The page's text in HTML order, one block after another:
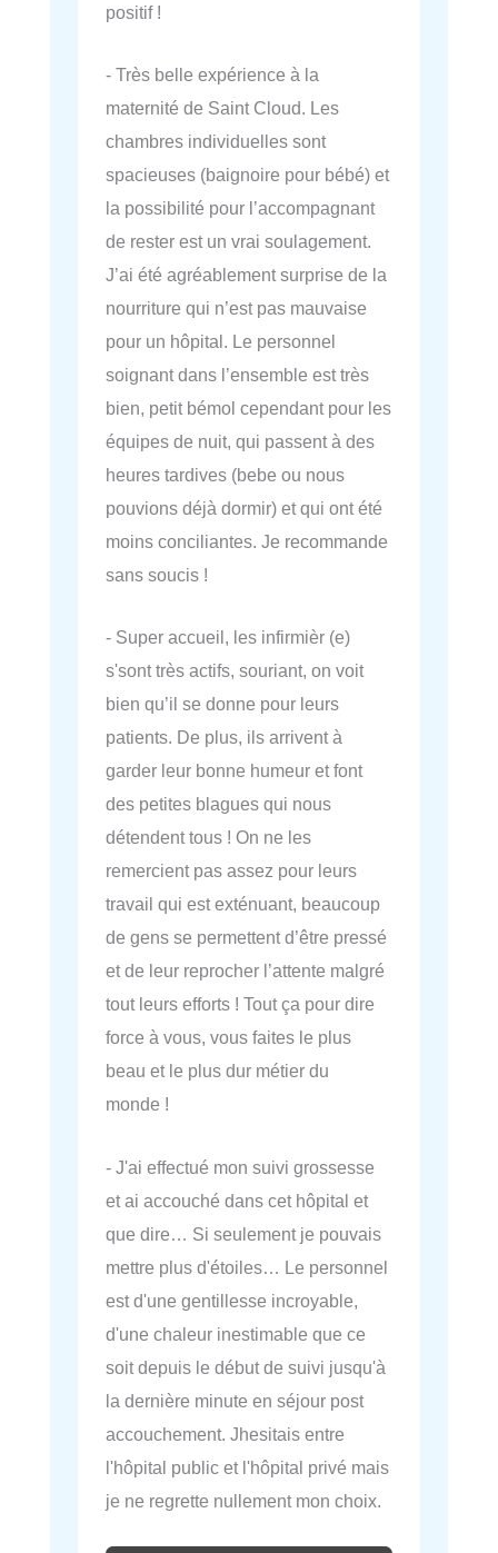
positif !
- Très belle expérience à la
maternité de Saint Cloud. Les
chambres individuelles sont
spacieuses (baignoire pour bébé) et
la possibilité pour l’accompagnant
de rester est un vrai soulagement.
J’ai été agréablement surprise de la
nourriture qui n’est pas mauvaise
pour un hôpital. Le personnel
soignant dans l’ensemble est très
bien, petit bémol cependant pour les
équipes de nuit, qui passent à des
heures tardives (bebe ou nous
pouvions déjà dormir) et qui ont été
moins conciliantes. Je recommande
sans soucis !
- Super accueil, les infirmièr (e)
s'sont très actifs, souriant, on voit
bien qu’il se donne pour leurs
patients. De plus, ils arrivent à
garder leur bonne humeur et font
des petites blagues qui nous
détendent tous ! On ne les
remercient pas assez pour leurs
travail qui est exténuant, beaucoup
de gens se permettent d’être pressé
et de leur reprocher l’attente malgré
tout leurs efforts ! Tout ça pour dire
force à vous, vous faites le plus
beau et le plus dur métier du
monde !
- J'ai effectué mon suivi grossesse
et ai accouché dans cet hôpital et
que dire… Si seulement je pouvais
mettre plus d'étoiles… Le personnel
est d'une gentillesse incroyable,
d'une chaleur inestimable que ce
soit depuis le début de suivi jusqu'à
la dernière minute en séjour post
accouchement. Jhesitais entre
l'hôpital public et l'hôpital privé mais
je ne regrette nullement mon choix.